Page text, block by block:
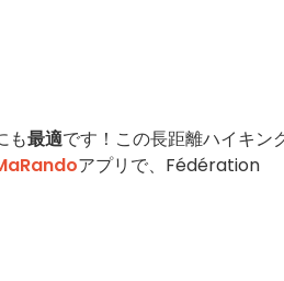
も最適です！この長距離ハイキン
アプリで、Fédération